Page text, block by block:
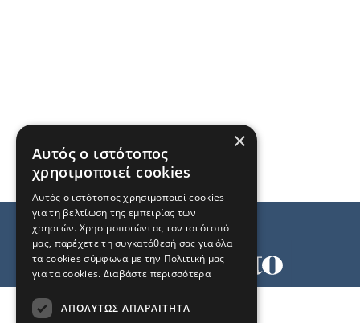
×
Αυτός ο ιστότοπος
χρησιμοποιεί cookies
Αυτός ο ιστότοπος χρησιμοποιεί cookies
για τη βελτίωση της εμπειρίας των
χρηστών. Χρησιμοποιώντας τον ιστότοπό
μας, παρέχετε τη συγκατάθεσή σας για όλα
τα cookies σύμφωνα με την Πολιτική μας
για τα cookies. Διαβάστε περισσότερα
ΑΠΟΛΎΤΩΣ ΑΠΑΡΑΊΤΗΤΑ